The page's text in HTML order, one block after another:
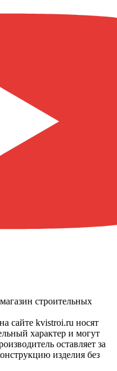
строительных
сайте kvistroi.ru носят
характер и могут
оставляет за
изделия без